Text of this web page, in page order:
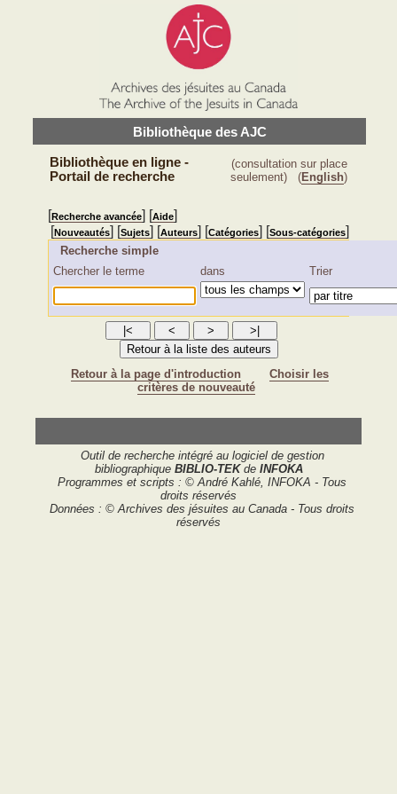
Bibliothèque des AJC
Bibliothèque en ligne -
Portail de recherche
(consultation sur place
seulement) (English)
[Recherche avancée] [Aide]
[Nouveautés] [Sujets] [Auteurs] [Catégories] [Sous-catégories]
Recherche simple
Chercher le terme
dans Trier
Retour à la page d'introduction
Choisir les
critères de nouveauté
Outil de recherche intégré au logiciel de gestion
bibliographique BIBLIO-TEKde INFOKA
Programmes et scripts : © André Kahlé, INFOKA - Tous
droits réservés
Données : © Archives des jésuites au Canada - Tous droits
réservés